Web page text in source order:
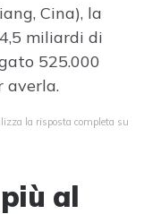
Cina), la
miliardi di
525.000
averla.
la risposta completa su
al